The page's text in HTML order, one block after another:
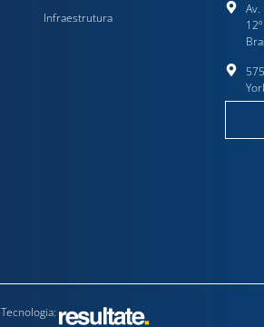
Infraestrutura
Av.
Tecnologia: